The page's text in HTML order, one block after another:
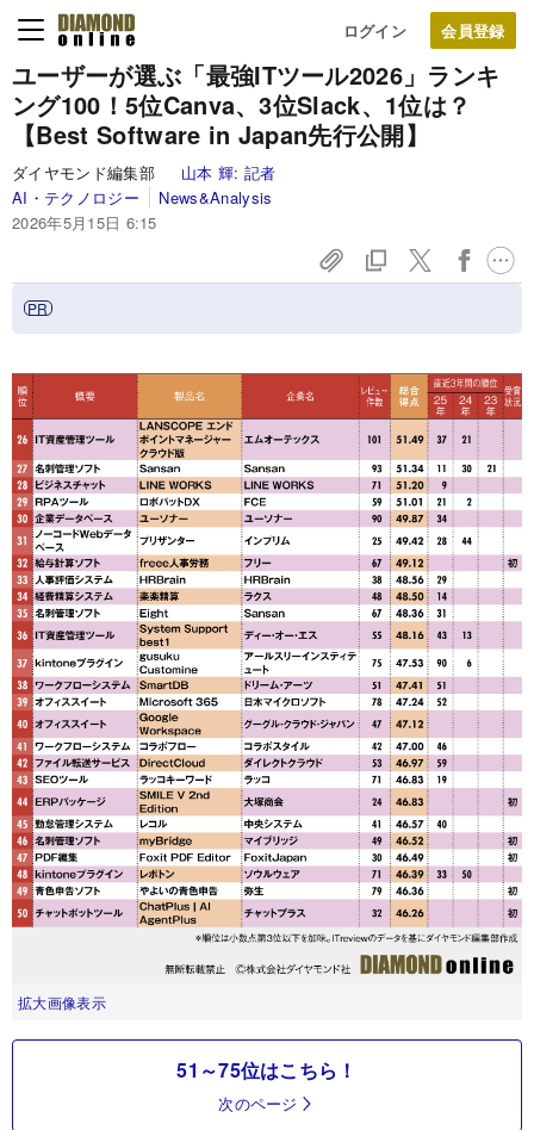
ログイン
ユーザーが選ぶ「最強ITツール2026」ランキ
ング100！5位Canva、3位Slack、1位は？
【Best Software in Japan先行公開】
ダイヤモンド編集部 山本 輝: 記者
AI・テクノロジー
News&Analysis
2026年5月15日 6:15
拡大画像表示
51～75位はこちら！
次のページ